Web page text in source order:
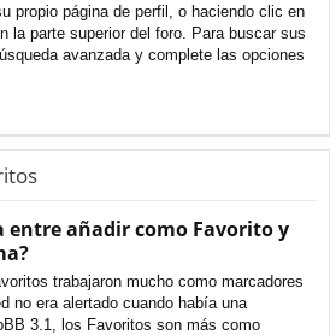
propio página de perfil, o haciendo clic en
la parte superior del foro. Para buscar sus
avanzada y complete las opciones
entre añadir como Favorito y
trabajaron mucho como marcadores
no era alertado cuando había una
3.1, los Favoritos son más como